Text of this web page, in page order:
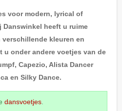
voor modern, lyrical of
heeft u ruime
kleuren en
u onder andere voetjes van de
Capezio, Alista Dancer
en Silky Dance.
dansvoetjes